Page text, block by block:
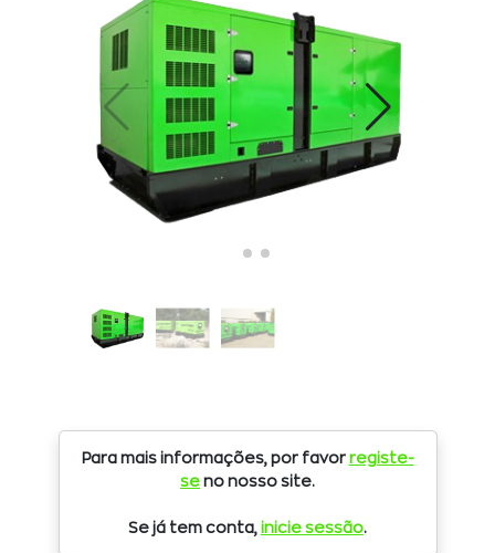
Para mais informações, por favor registe-
se no nosso site.
Se já tem conta, inicie sessão.